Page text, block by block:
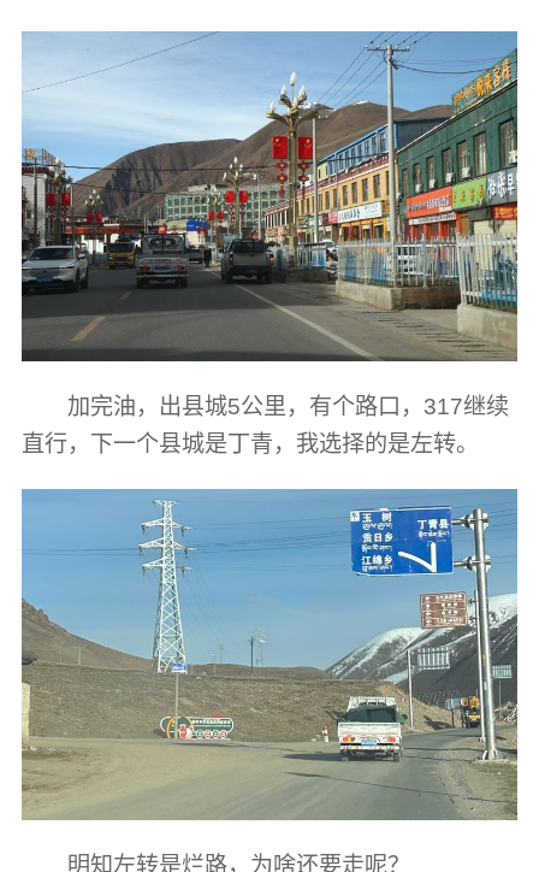
加完油，出县城5公里，有个路口，317继续
直行，下一个县城是丁青，我选择的是左转。
明知左转是烂路，为啥还要走呢？